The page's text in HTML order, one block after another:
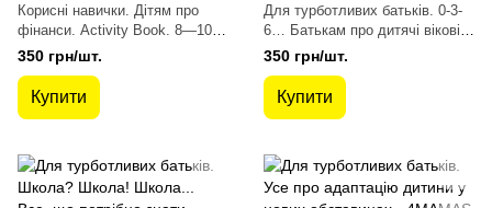
Корисні навички. Дітям про
фінанси. Activity Book. 8—10
років - 4MAMAS КНН033
(121820)
350 грн/шт.
Купити
Для турботливих батьків. 0-3-
6… Батькам про дитячі вікові
кризи: як пережити та не
зламатися - 4MAMAS ДТБ095
(121807)
350 грн/шт.
Купити